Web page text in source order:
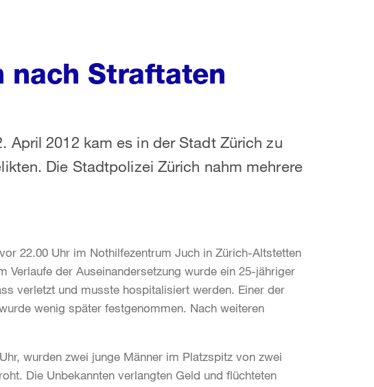
nach Straftaten
April 2012 kam es in der Stadt Zürich zu
Die Stadtpolizei Zürich nahm mehrere
22.00 Uhr im Nothilfezentrum Juch in Zürich-Altstetten
Verlaufe der Auseinandersetzung wurde ein 25-jähriger
verletzt und musste hospitalisiert werden. Einer der
wenig später festgenommen. Nach weiteren
wurden zwei junge Männer im Platzspitz von zwei
Die Unbekannten verlangten Geld und flüchteten